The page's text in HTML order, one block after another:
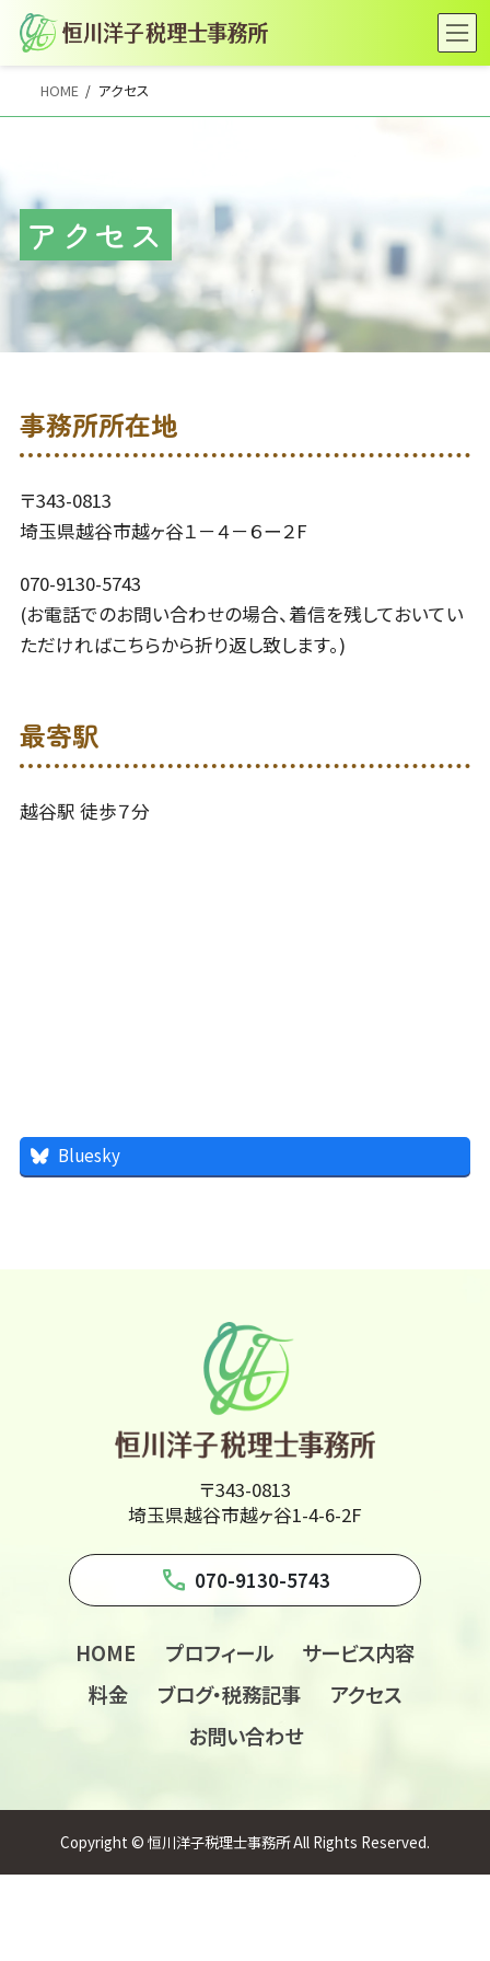
ン
へ
ス
キ
ー
ョ
ン
に
HOME アクセス
アクセス
事務所所在地
〒343-0813
埼玉県越谷市越ヶ谷１－４－６ー２F
070-9130-5743
(お電話でのお問い合わせの場合、着信を残しておいてい
ただければこちらから折り返し致します。)
最寄駅
越谷駅 徒歩７分
Bluesky
〒343-0813
埼玉県越谷市越ヶ谷1-4-6-2F
phone 070-9130-5743
HOME プロフィール
サービス内容
料金
ブログ・税務記事
アクセス
お問い合わせ
Copyright © 恒川洋子税理士事務所 All Rights Reserved.